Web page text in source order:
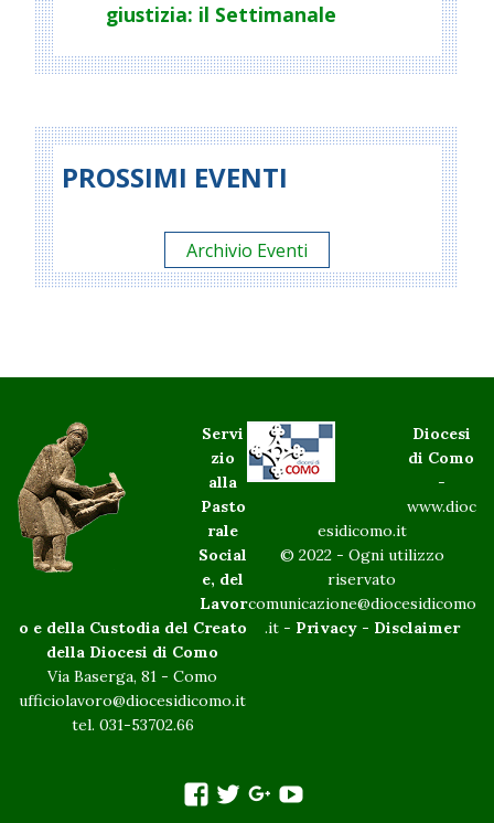
giustizia: il Settimanale
PROSSIMI EVENTI
Archivio Eventi
Servi
zio
alla
Pasto
rale
Social
e, del
Lavor
o e della Custodia del Creato
della Diocesi di Como
Via Baserga, 81 - Como
ufficiolavoro@diocesidicomo.it
tel. 031-53702.66
Diocesi
di Como
-
www.dioc
esidicomo.it
© 2022 - Ogni utilizzo
riservato
comunicazione@diocesidicomo
.it - Privacy- Disclaimer
facebook
twittergoogleplus
You